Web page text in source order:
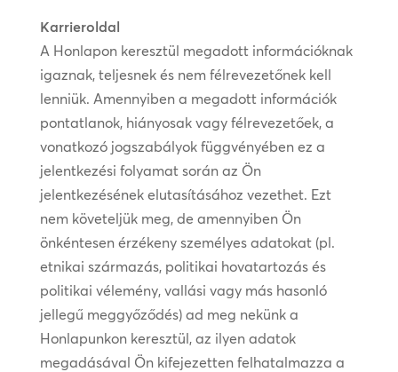
Karrieroldal
A Honlapon keresztül megadott információknak
igaznak, teljesnek és nem félrevezetőnek kell
lenniük. Amennyiben a megadott információk
pontatlanok, hiányosak vagy félrevezetőek, a
vonatkozó jogszabályok függvényében ez a
jelentkezési folyamat során az Ön
jelentkezésének elutasításához vezethet. Ezt
nem követeljük meg, de amennyiben Ön
önkéntesen érzékeny személyes adatokat (pl.
etnikai származás, politikai hovatartozás és
politikai vélemény, vallási vagy más hasonló
jellegű meggyőződés) ad meg nekünk a
Honlapunkon keresztül, az ilyen adatok
megadásával Ön kifejezetten felhatalmazza a